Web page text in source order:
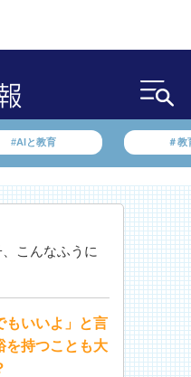
#AIと教育 ＃教
こんなふうに
もいいよ」と言
を持つことも大